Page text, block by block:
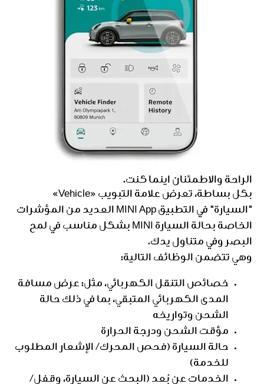
الراحة والاطمئنان أينما كنت.
بكل بساطة، تعرض علامة التبويب «Vehicle»
"السيارة" في التطبيق MINI App العديد من المؤشرات
الخاصة بحالة السيارة MINI بشكل مناسب في لمح
البصر وفي متناول يدك.
وهي تتضمن الوظائف التالية:
خصائص التنقل الكهربائي، مثل: عرض مسافة
المدى الكهربائي المتبقي، بما في ذلك حالة
الشحن وتواريخه
مؤقت الشحن ودرجة الحرارة
حالة السيارة (فحص المحرك/ الإشعار المطلوب
للخدمة)
الخدمات عن بُعد (البحث عن السيارة، وقفل/